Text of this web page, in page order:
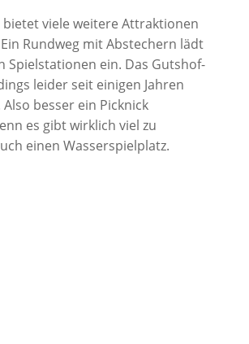
bietet viele weitere Attraktionen
Rundweg mit Abstechern lädt
Spielstationen ein. Das Gutshof-
leider seit einigen Jahren
besser ein Picknick
es gibt wirklich viel zu
einen Wasserspielplatz.